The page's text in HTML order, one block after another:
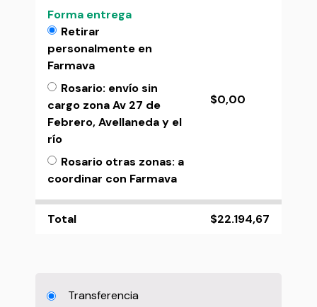
Forma entrega
Retirar
personalmente en
Farmava
Rosario: envío sin
cargo zona Av 27 de
Febrero, Avellaneda y el
río
Rosario otras zonas: a
coordinar con Farmava
$0,00
Total $22.194,67
Transferencia